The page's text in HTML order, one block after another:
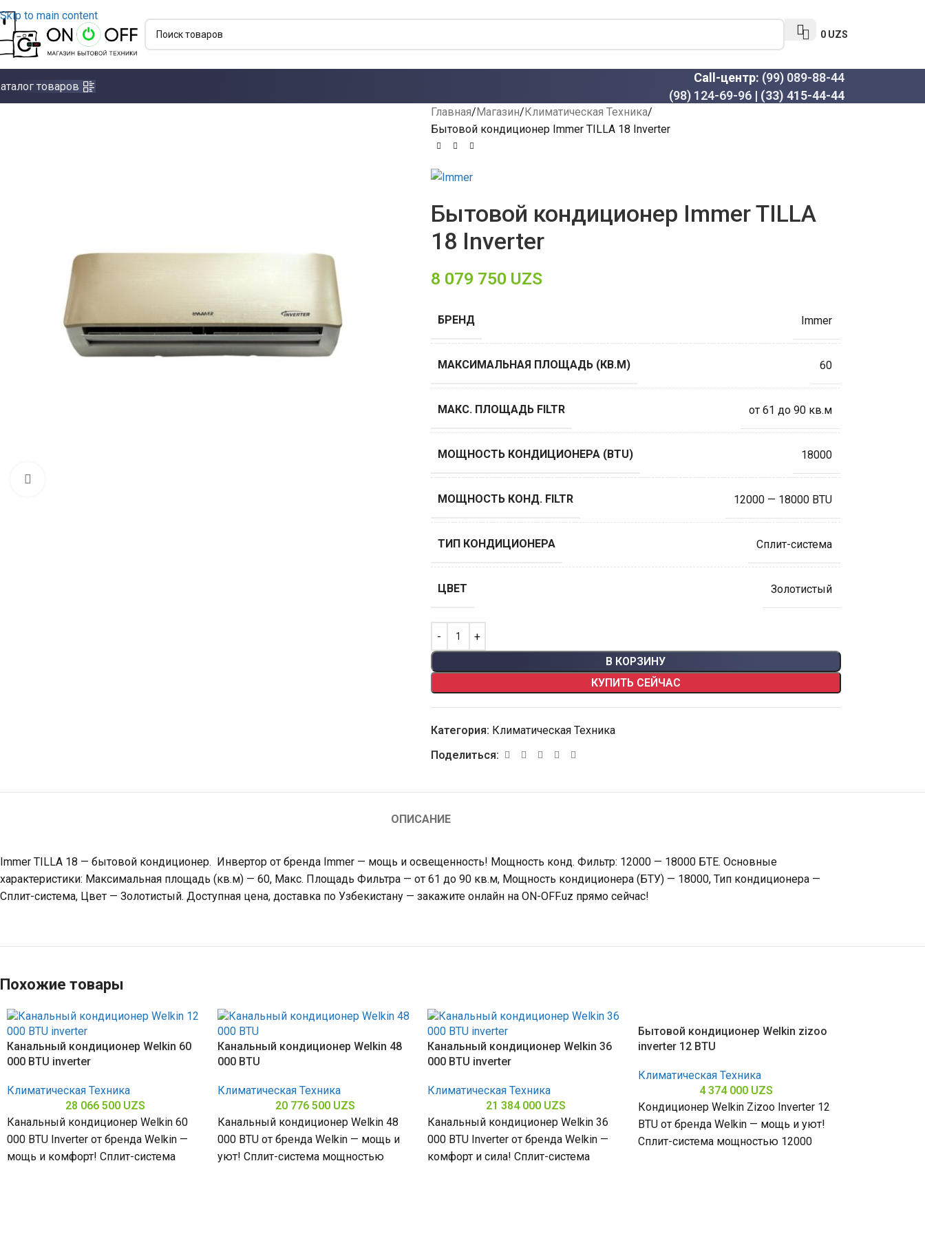
Skip to main content
0 UZS
товаров
Call-центр: (99) 089-88-44
(98) 124-69-96 | (33) 415-44-44
Главная Магазин Климатическая Техника
Бытовой кондиционер Immer TILLA 18 Inverter
Бытовой кондиционер Immer TILLA
18 Inverter
8 079 750 UZS
БРЕНД Immer
МАКСИМАЛЬНАЯ ПЛОЩАДЬ (КВ.М) 60
МАКС. ПЛОЩАДЬ FILTR от 61 до 90 кв.м
МОЩНОСТЬ КОНДИЦИОНЕРА (BTU) 18000
МОЩНОСТЬ КОНД. FILTR 12000 — 18000 BTU
ТИП КОНДИЦИОНЕРА Сплит-система
ЦВЕТ Золотистый
В КОРЗИНУ
КУПИТЬ СЕЙЧАС
Категория: Климатическая Техника
Поделиться:
ОПИСАНИЕ
Immer TILLA 18 — бытовой кондиционер. Инвертор от бренда Immer — мощь и освещенность! Мощность конд. Фильтр: 12000 — 18000 БТЕ. Основные
характеристики: Максимальная площадь (кв.м) — 60, Макс. Площадь Фильтра — от 61 до 90 кв.м, Мощность кондиционера (БТУ) — 18000, Тип кондиционера —
Сплит-система, Цвет — Золотистый. Доступная цена, доставка по Узбекистану — закажите онлайн на ON-OFF.uz прямо сейчас!
Похожие товары
Канальный кондиционер Welkin 60
000 BTU inverter
Климатическая Техника
28 066 500 UZS
Канальный кондиционер Welkin 60
000 BTU Inverter от бренда Welkin —
мощь и комфорт! Сплит-система
Канальный кондиционер Welkin 48
000 BTU
Климатическая Техника
20 776 500 UZS
Канальный кондиционер Welkin 48
000 BTU от бренда Welkin — мощь и
уют! Сплит-система мощностью
Канальный кондиционер Welkin 36
000 BTU inverter
Климатическая Техника
21 384 000 UZS
Канальный кондиционер Welkin 36
000 BTU Inverter от бренда Welkin —
комфорт и сила! Сплит-система
Бытовой кондиционер Welkin zizoo
inverter 12 BTU
Климатическая Техника
4 374 000 UZS
Кондиционер Welkin Zizoo Inverter 12
BTU от бренда Welkin — мощь и уют!
Сплит-система мощностью 12000